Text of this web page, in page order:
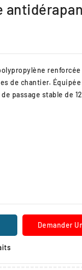
de chantier.
passage stable de
Demander